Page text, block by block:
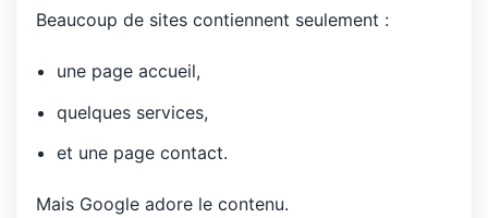
Beaucoup de sites contiennent seulement :
une page accueil,
quelques services,
et une page contact.
Mais Google adore le contenu.